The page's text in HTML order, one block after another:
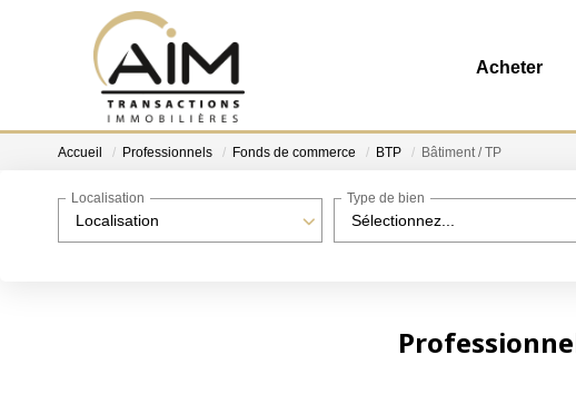
Acheter
Accueil Professionnels Fonds de commerce BTP Bâtiment / TP
Localisation
Localisation
Sélectionnez...
Type de bien